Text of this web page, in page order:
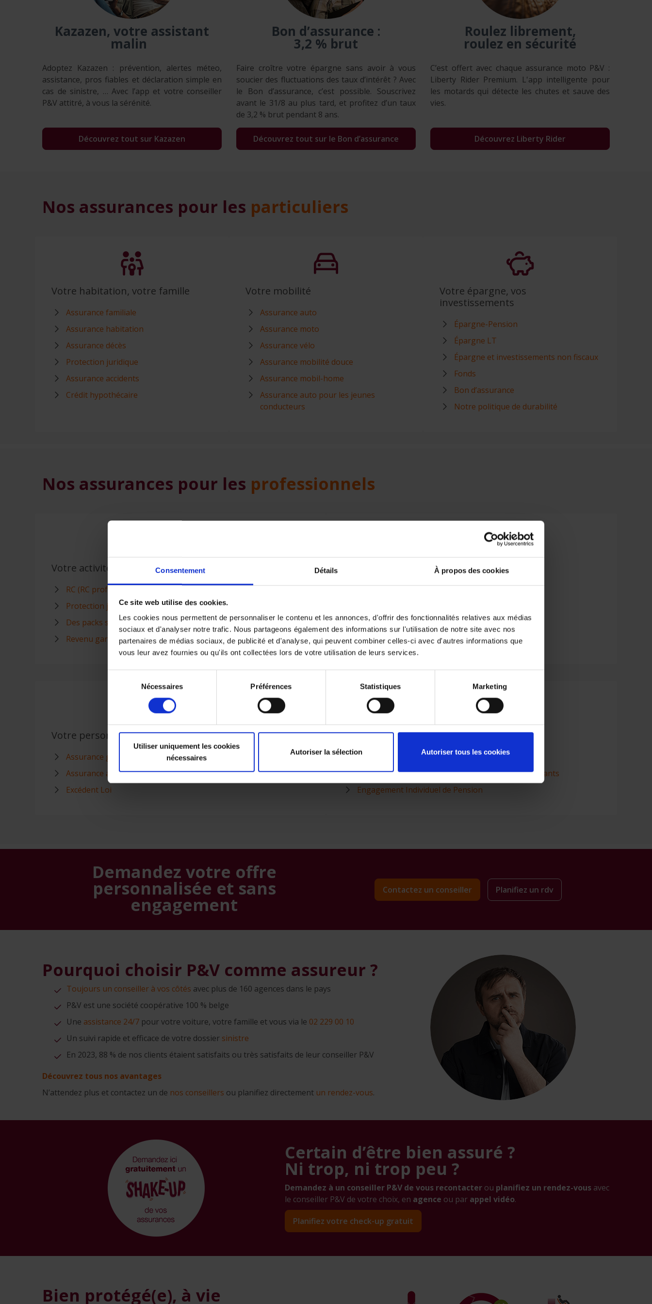
Consentement Détails À propos des cookies
Ce site web utilise des cookies.
Les cookies nous permettent de personnaliser le contenu et les annonces, d'offrir des fonctionnalités relatives aux médias
sociaux et d'analyser notre trafic. Nous partageons également des informations sur l'utilisation de notre site avec nos
partenaires de médias sociaux, de publicité et d'analyse, qui peuvent combiner celles-ci avec d'autres informations que
vous leur avez fournies ou qu'ils ont collectées lors de votre utilisation de leurs services.
consentement
Nécessaires Préférences Statistiques Marketing
Utiliser uniquement les cookies
nécessaires
Autoriser la sélection Autoriser tous les cookies
Kazazen, votre assistant
malin
Adoptez Kazazen : prévention, alertes méteo,
assistance, pros fiables et déclaration simple en
cas de sinistre, … Avec l’app et votre conseiller
P&V attitré, à vous la sérénité.
Découvrez tout sur Kazazen
Bon d’assurance :
3,2 % brut
Faire croître votre épargne sans avoir à vous
soucier des fluctuations des taux d’intérêt ? Avec
le Bon d’assurance, c’est possible. Souscrivez
avant le 31/8 au plus tard, et profitez d’un taux
de 3,2 % brut pendant 8 ans.
Découvrez tout sur le Bon d’assurance
Roulez librement,
roulez en sécurité
C’est offert avec chaque assurance moto P&V :
Liberty Rider Premium. L'app intelligente pour
les motards qui détecte les chutes et sauve des
vies.
Découvrez Liberty Rider
Nos assurances pour les particuliers
Votre habitation, votre famille
Assurance familiale
Assurance habitation
Assurance décès
Protection juridique
Assurance accidents
Crédit hypothécaire
Votre mobilité
Assurance auto
Assurance moto
Assurance vélo
Assurance mobilité douce
Assurance mobil-home
Assurance auto pour les jeunes
conducteurs
Votre épargne, vos
investissements
Épargne-Pension
Épargne LT
Épargne et investissements non fiscaux
Fonds
Bon d’assurance
Notre politique de durabilité
Nos assurances pour les professionnels
Votre activité professionnelle
RC (RC professionnelle, RC administrateurs
Protection juridique
Des packs sur mesure
Revenu garanti
Bris de machine
Perte d’exploitation
Votre personnel
Assurance groupe
Assurance accidents du travail
Excédent Loi
Votre pension
Pension Libre Complémentaire pour Indépendants
Convention de Pension pour Travailleurs Indépendants
Engagement Individuel de Pension
Demandez votre offre
personnalisée et sans
engagement
Contactez un conseiller Planifiez un rdv
Pourquoi choisir P&V comme assureur ?
Toujours un conseiller à vos côtés avec plus de 160 agences dans le pays
P&V est une société coopérative 100 % belge
Une assistance 24/7 pour votre voiture, votre famille et vous via le 02 229 00 10
Un suivi rapide et efficace de votre dossier sinistre
En 2023, 88 % de nos clients étaient satisfaits ou très satisfaits de leur conseiller P&V
Découvrez tous nos avantages
N’attendez plus et contactez un de nos conseillers ou planifiez directement un rendez-vous.
Certain d’être bien assuré ?
Ni trop, ni trop peu ?
Demandez à un conseiller P&V de vous recontacter ou planifiez un rendez-vous avec
le conseiller P&V de votre choix, en agence ou par appel vidéo.
Planifiez votre check-up gratuit
Bien protégé(e), à vie